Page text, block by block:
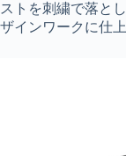
ストを刺繍で落と
ザインワークに仕